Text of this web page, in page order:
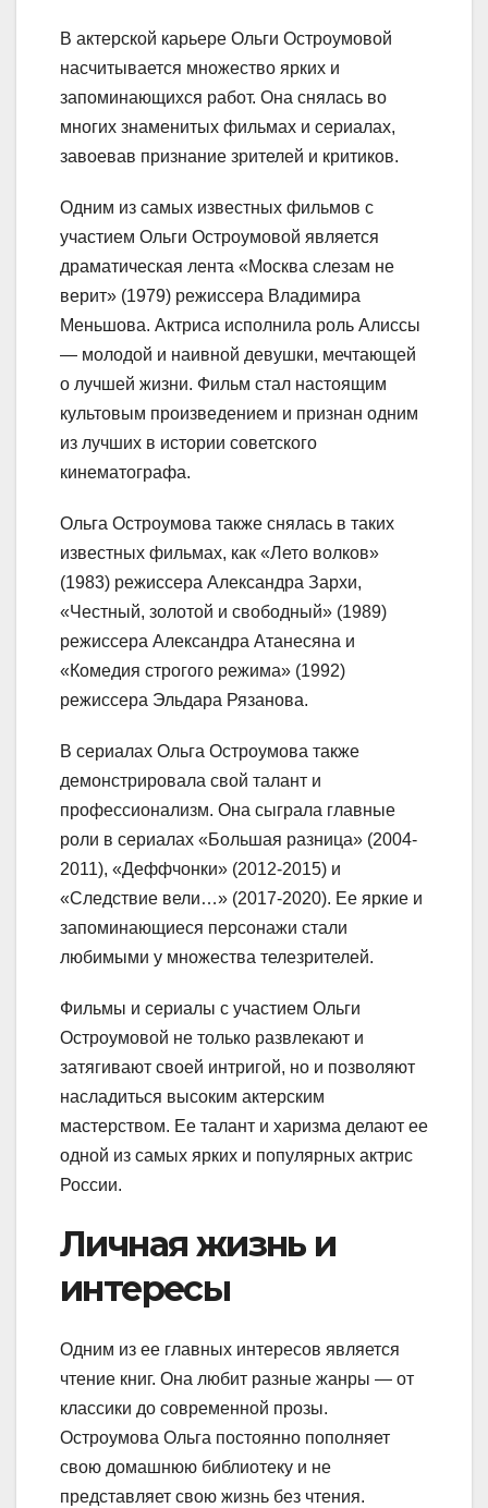
В актерской карьере Ольги Остроумовой
насчитывается множество ярких и
запоминающихся работ. Она снялась во
многих знаменитых фильмах и сериалах,
завоевав признание зрителей и критиков.
Одним из самых известных фильмов с
участием Ольги Остроумовой является
драматическая лента «Москва слезам не
верит» (1979) режиссера Владимира
Меньшова. Актриса исполнила роль Алиссы
— молодой и наивной девушки, мечтающей
о лучшей жизни. Фильм стал настоящим
культовым произведением и признан одним
из лучших в истории советского
кинематографа.
Ольга Остроумова также снялась в таких
известных фильмах, как «Лето волков»
(1983) режиссера Александра Зархи,
«Честный, золотой и свободный» (1989)
режиссера Александра Атанесяна и
«Комедия строгого режима» (1992)
режиссера Эльдара Рязанова.
В сериалах Ольга Остроумова также
демонстрировала свой талант и
профессионализм. Она сыграла главные
роли в сериалах «Большая разница» (2004-
2011), «Деффчонки» (2012-2015) и
«Следствие вели…» (2017-2020). Ее яркие и
запоминающиеся персонажи стали
любимыми у множества телезрителей.
Фильмы и сериалы с участием Ольги
Остроумовой не только развлекают и
затягивают своей интригой, но и позволяют
насладиться высоким актерским
мастерством. Ее талант и харизма делают ее
одной из самых ярких и популярных актрис
России.
Личная жизнь и
интересы
Одним из ее главных интересов является
чтение книг. Она любит разные жанры — от
классики до современной прозы.
Остроумова Ольга постоянно пополняет
свою домашнюю библиотеку и не
представляет свою жизнь без чтения.